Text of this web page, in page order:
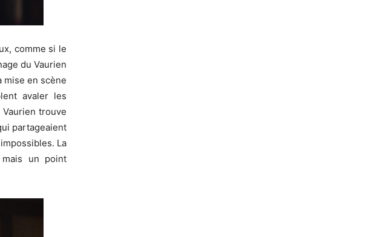
comme si le
du Vaurien
mise en scène
avaler les
trouve
partageaient
La
un point